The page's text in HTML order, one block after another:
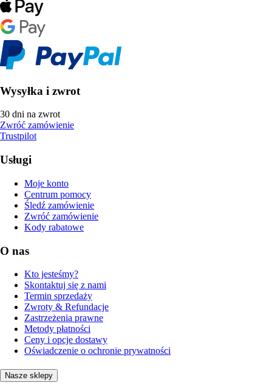
Wysyłka i zwrot
30 dni na zwrot
Zwróć zamówienie
Trustpilot
Usługi
Moje konto
Centrum pomocy
Śledź zamówienie
Zwróć zamówienie
Kody rabatowe
O nas
Kto jesteśmy?
Skontaktuj się z nami
Termin sprzedaży
Zwroty & Refundacje
Zastrzeżenia prawne
Metody płatności
Ceny i opcje dostawy
Oświadczenie o ochronie prywatności
Nasze sklepy